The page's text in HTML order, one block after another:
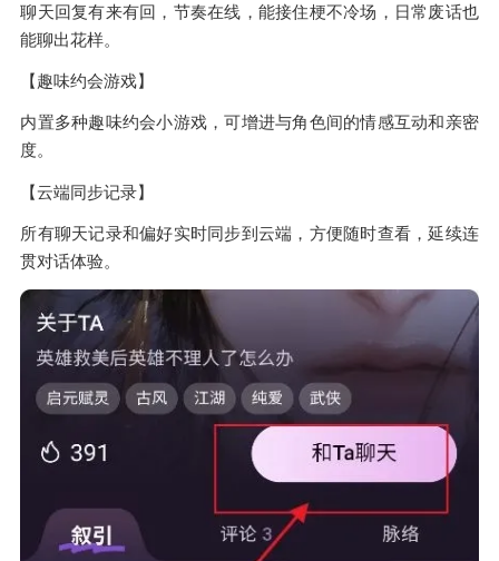
聊天回复有来有回，节奏在线，能接住梗不冷场，日常废话也
能聊出花样。
【趣味约会游戏】
内置多种趣味约会小游戏，可增进与角色间的情感互动和亲密
度。
【云端同步记录】
所有聊天记录和偏好实时同步到云端，方便随时查看，延续连
贯对话体验。